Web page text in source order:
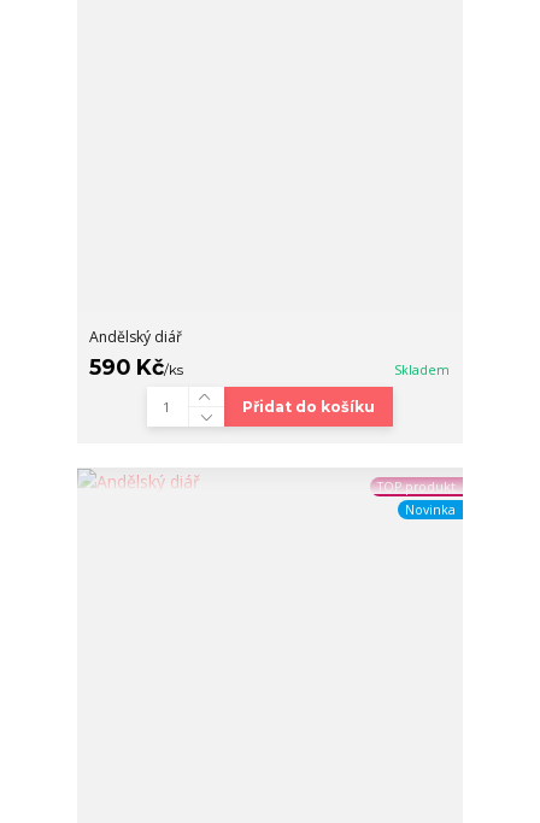
Andělský diář
590 Kč/ks Skladem
Přidat do košíku
TOP produkt
Novinka